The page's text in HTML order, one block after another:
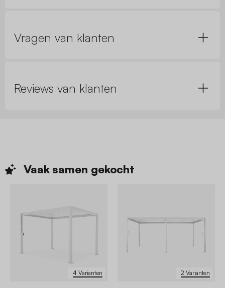
Vragen van klanten
Reviews van klanten
Vaak samen gekocht
4 Varianten 2 Varianten